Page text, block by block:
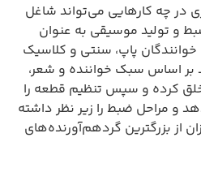
در چه کارهایی می‌تواند شاغل
و تولید موسیقی به عنوان
خوانندگان پاپ، سنتی و کلاسیک
اساس سبک خواننده و شعر،
کرده و سپس تنظیم قطعه را
و مراحل ضبط را زیر نظر داشته
از بزرگترین گردهم‌آورنده‌های